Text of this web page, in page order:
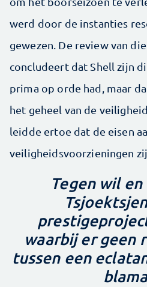
werd door de instanties
gewezen. De review van
concludeert dat Shell zijn
prima op orde had, maar
het geheel van de
leidde ertoe dat de eisen
veiligheidsvoorzieningen
Tegen wil
waarbij er geen
tussen een